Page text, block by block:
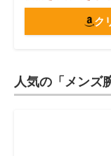
ク
人気の「メンズ